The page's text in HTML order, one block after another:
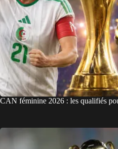
CAN féminine 2026 : les qualifiés